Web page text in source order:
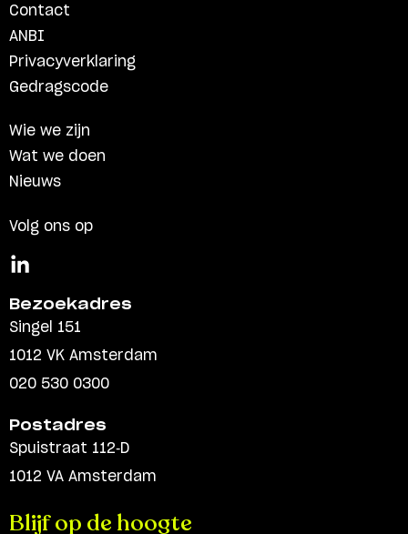
Contact
ANBI
Privacyverklaring
Gedragscode
Wie we zijn
Wat we doen
Nieuws
Volg ons op
Bezoekadres
Singel 151
1012 VK Amsterdam
020 530 0300
Postadres
Spuistraat 112-D
1012 VA Amsterdam
Blijf op de hoogte